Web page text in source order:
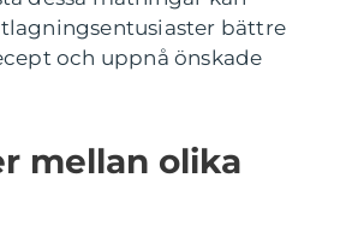
bättre
och uppnå önskade
mellan olika